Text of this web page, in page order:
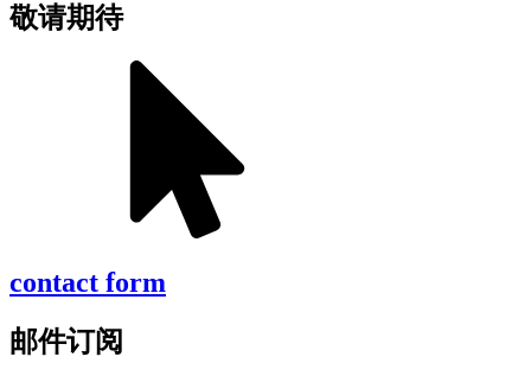
敬请期待
contact form
邮件订阅